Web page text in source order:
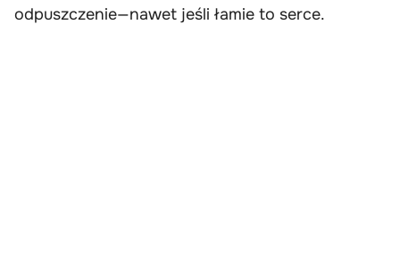
odpuszczenie—nawet jeśli łamie to serce.